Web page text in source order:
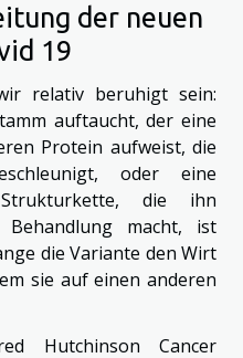
der neuen
19
relativ beruhigt sein:
auftaucht, der eine
Protein aufweist, die
oder eine
die ihn
macht, ist
die Variante den Wirt
sie auf einen anderen
Hutchinson Cancer